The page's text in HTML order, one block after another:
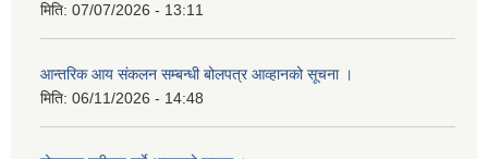
मिति: 07/07/2026 - 13:11
आन्तरिक आय संकलन सम्बन्धी बोलपत्र आव्हानको सूचना ।
मिति: 06/11/2026 - 14:48